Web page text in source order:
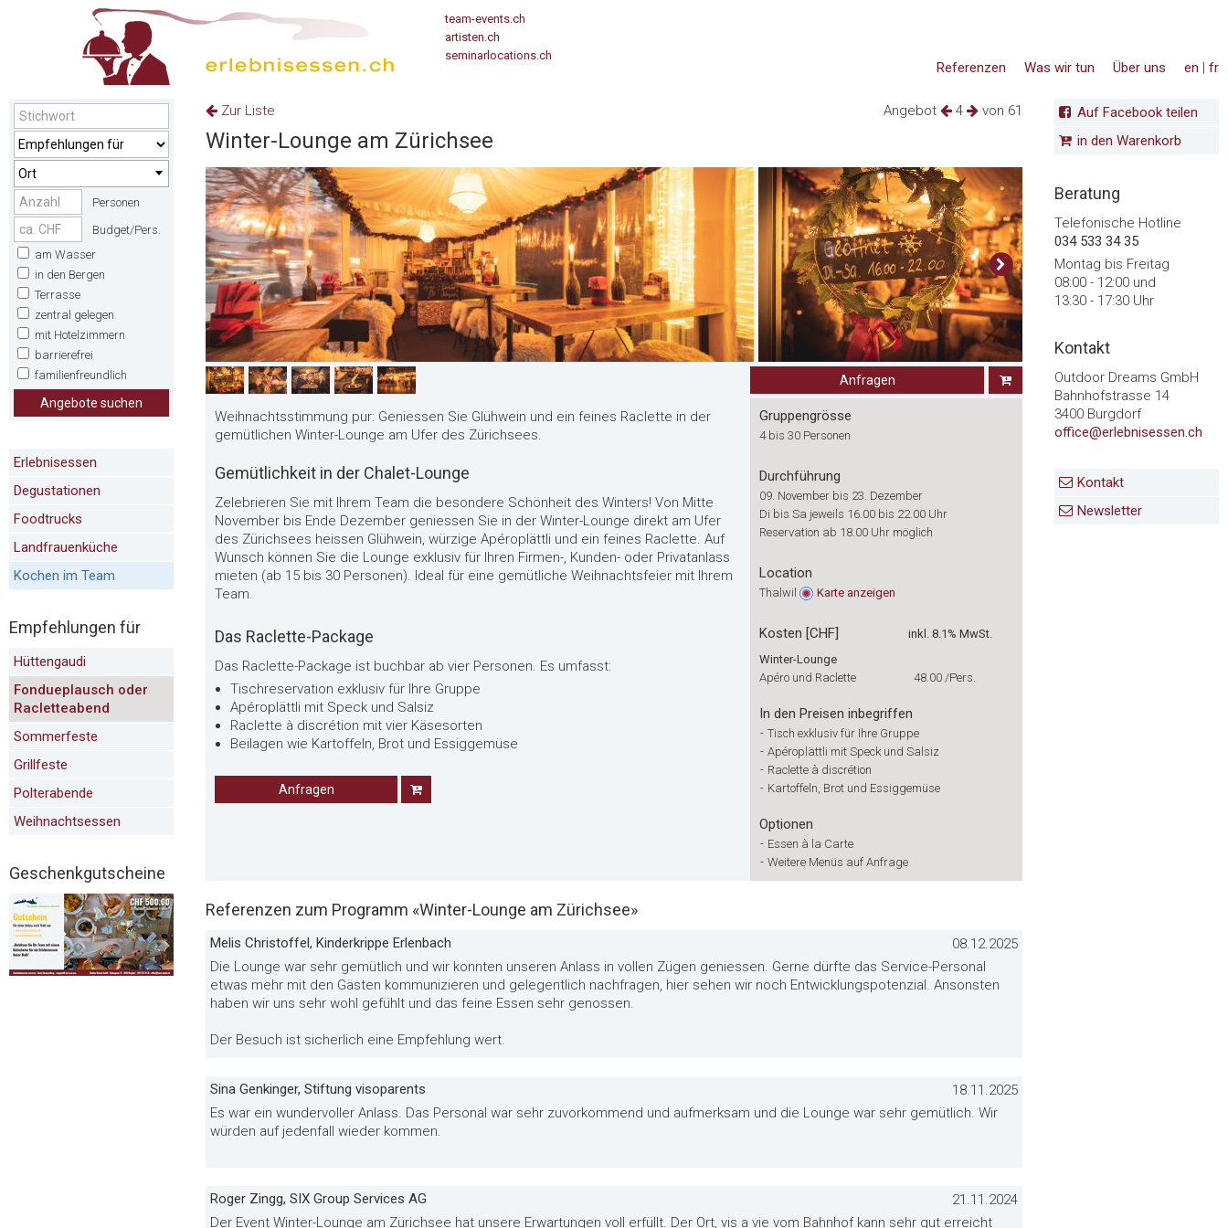
team-events.ch
artisten.ch
seminarlocations.ch
en | fr
Über uns
Was wir tun
Referenzen
Ort
Personen
Budget/Pers.
am Wasser
in den Bergen
Terrasse
zentral gelegen
mit Hotelzimmern
barrierefrei
familienfreundlich
Angebote suchen
Erlebnisessen
Degustationen
Foodtrucks
Landfrauenküche
Kochen im Team
Empfehlungen für
Hüttengaudi
Fondueplausch oder
Racletteabend
Sommerfeste
Grillfeste
Polterabende
Weihnachtsessen
Geschenkgutscheine
Angebot 4 von 61
Zur Liste
Winter-Lounge am Zürichsee
Anfragen
Weihnachtsstimmung pur: Geniessen Sie Glühwein und ein feines Raclette in der
gemütlichen Winter-Lounge am Ufer des Zürichsees.
Gemütlichkeit in der Chalet-Lounge
Zelebrieren Sie mit Ihrem Team die besondere Schönheit des Winters! Von Mitte
November bis Ende Dezember geniessen Sie in der Winter-Lounge direkt am Ufer
des Zürichsees heissen Glühwein, würzige Apéroplättli und ein feines Raclette. Auf
Wunsch können Sie die Lounge exklusiv für Ihren Firmen-, Kunden- oder Privatanlass
mieten (ab 15 bis 30 Personen). Ideal für eine gemütliche Weihnachtsfeier mit Ihrem
Team.
Das Raclette-Package
Das Raclette-Package ist buchbar ab vier Personen. Es umfasst:
Tischreservation exklusiv für Ihre Gruppe
Apéroplättli mit Speck und Salsiz
Raclette à discrétion mit vier Käsesorten
Beilagen wie Kartoffeln, Brot und Essiggemüse
Anfragen
Gruppengrösse
4 bis 30 Personen
Durchführung
09. November bis 23. Dezember
Di bis Sa jeweils 16.00 bis 22.00 Uhr
Reservation ab 18.00 Uhr möglich
Location
Thalwil Karte anzeigen
Kosten [CHF]
inkl. 8.1% MwSt.
Winter-Lounge
Apéro und Raclette
48.00 /Pers.
In den Preisen inbegriffen
- Tisch exklusiv für Ihre Gruppe
- Apéroplättli mit Speck und Salsiz
- Raclette à discrétion
- Kartoffeln, Brot und Essiggemüse
Optionen
- Essen à la Carte
- Weitere Menüs auf Anfrage
Referenzen zum Programm «Winter-Lounge am Zürichsee»
Melis Christoffel, Kinderkrippe Erlenbach
08.12.2025
Die Lounge war sehr gemütlich und wir konnten unseren Anlass in vollen Zügen geniessen. Gerne dürfte das Service-Personal
etwas mehr mit den Gästen kommunizieren und gelegentlich nachfragen, hier sehen wir noch Entwicklungspotenzial. Ansonsten
haben wir uns sehr wohl gefühlt und das feine Essen sehr genossen.
Der Besuch ist sicherlich eine Empfehlung wert.
Sina Genkinger, Stiftung visoparents
18.11.2025
Es war ein wundervoller Anlass. Das Personal war sehr zuvorkommend und aufmerksam und die Lounge war sehr gemütlich. Wir
würden auf jedenfall wieder kommen.
Roger Zingg, SIX Group Services AG
21.11.2024
Der Event Winter-Lounge am Zürichsee hat unsere Erwartungen voll erfüllt. Der Ort, vis a vie vom Bahnhof kann sehr gut erreicht
Auf Facebook teilen
in den Warenkorb
Beratung
Telefonische Hotline
034 533 34 35
Montag bis Freitag
08:00 - 12:00 und
13:30 - 17:30 Uhr
Kontakt
Outdoor Dreams GmbH
Bahnhofstrasse 14
3400 Burgdorf
office@erlebnisessen.ch
Kontakt
Newsletter